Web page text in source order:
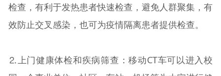
检查，有利于发热患者快速检查，避免人群聚集，有
效防止交叉感染，也可为疫情隔离患者提供检查。
⒉上门健康体检和疾病筛查：移动CT车可以进入校